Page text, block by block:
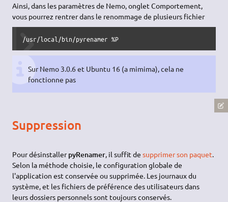
Ainsi, dans les paramètres de Nemo, onglet Comportement,
vous pourrez rentrer dans le renommage de plusieurs fichier
/usr/local/bin/pyrenamer %P
Sur Nemo 3.0.6 et Ubuntu 16 (a mimima), cela ne
fonctionne pas
Suppression
Pour désinstallerpyRenamer, il suffit desupprimer son paquet.
Selon la méthode choisie, le configuration globale de
l'application est conservée ou supprimée. Les journaux du
système, et les fichiers de préférence des utilisateurs dans
leurs dossiers personnels sont toujours conservés.